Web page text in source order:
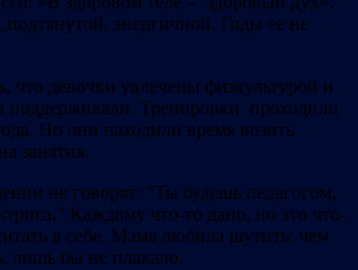
подтянутой, энергичной. Годы ее не
что девочки увлечены физкультурой и
поддерживали. Тренировки проходили
Но они находили время возить
занятия.
не говорят: “Ты будешь педагогом,
Каждому что-то дано, но это что-
в себе. Мама любила шутить: чем
лишь бы не плакало.